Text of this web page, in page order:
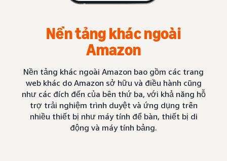
Nền tảng khác ngoài
Amazon
Nền tảng khác ngoài Amazon bao gồm các trang
web khác do Amazon sở hữu và điều hành cũng
như các đích đến của bên thứ ba, với khả năng hỗ
trợ trải nghiệm trình duyệt và ứng dụng trên
nhiều thiết bị như máy tính để bàn, thiết bị di
động và máy tính bảng.